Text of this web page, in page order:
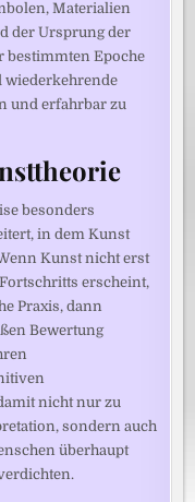
Materialien
der Ursprung der
bestimmten Epoche
wiederkehrende
und erfahrbar zu
besonders
in dem Kunst
Kunst nicht erst
erscheint,
Praxis, dann
Bewertung
nicht nur zu
sondern auch
überhaupt